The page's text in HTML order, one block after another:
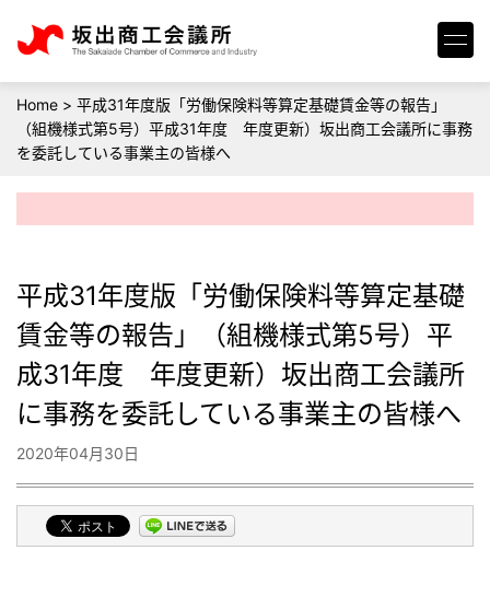
Home > 平成31年度版「労働保険料等算定基礎賃金等の報告」
（組機様式第5号）平成31年度 年度更新）坂出商工会議所に事務
を委託している事業主の皆様へ
平成31年度版「労働保険料等算定基礎
賃金等の報告」（組機様式第5号）平
成31年度 年度更新）坂出商工会議所
に事務を委託している事業主の皆様へ
2020年04月30日